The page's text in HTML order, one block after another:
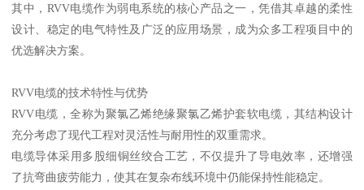
其中，RVV电缆作为弱电系统的核心产品之一，凭借其卓越的柔性
设计、稳定的电气特性及广泛的应用场景，成为众多工程项目中的
优选解决方案。
RVV电缆的技术特性与优势
RVV电缆，全称为聚氯乙烯绝缘聚氯乙烯护套软电缆，其结构设计
充分考虑了现代工程对灵活性与耐用性的双重需求。
电缆导体采用多股细铜丝绞合工艺，不仅提升了导电效率，还增强
了抗弯曲疲劳能力，使其在复杂布线环境中仍能保持性能稳定。